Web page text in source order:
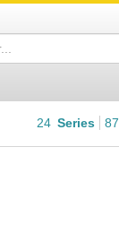
24 Series